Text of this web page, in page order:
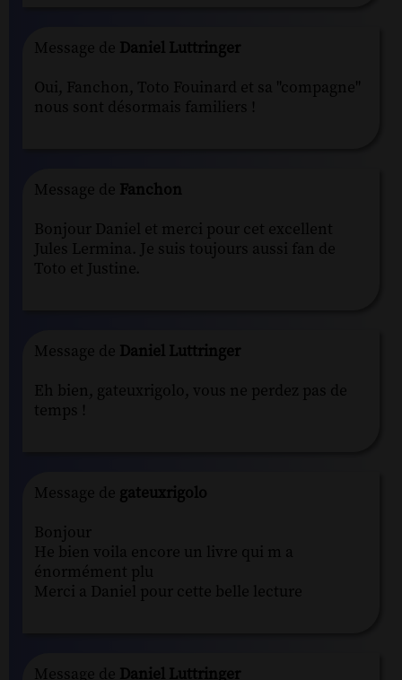
Message de Daniel Luttringer
Oui, Fanchon, Toto Fouinard et sa "compagne"
nous sont désormais familiers !
Message de Fanchon
Bonjour Daniel et merci pour cet excellent
Jules Lermina. Je suis toujours aussi fan de
Toto et Justine.
Message de Daniel Luttringer
Eh bien, gateuxrigolo, vous ne perdez pas de
temps !
Message de gateuxrigolo
Bonjour
He bien voila encore un livre qui m a
énormément plu
Merci a Daniel pour cette belle lecture
Message de Daniel Luttringer